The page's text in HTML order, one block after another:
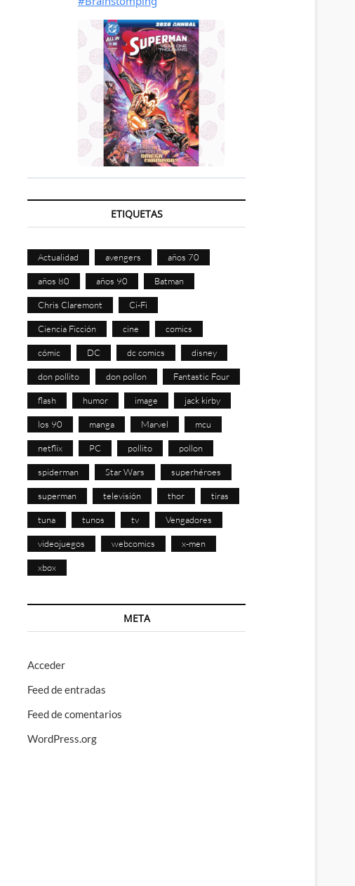
ETIQUETAS
Actualidad avengers años 70
años 80 años 90 Batman
Chris Claremont Ci-Fi
Ciencia Ficción cine comics
cómic DC dc comics disney
don pollito don pollon Fantastic Four
flash humor image jack kirby
los 90 manga Marvel mcu
netflix PC pollito pollon
spiderman Star Wars superhéroes
superman televisión thor tiras
tuna tunos tv Vengadores
videojuegos webcomics x-men
xbox
META
Acceder
Feed de entradas
Feed de comentarios
WordPress.org